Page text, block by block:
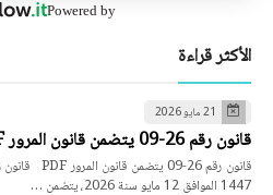
Powered by
الأكثر قراءة
21 مايو 2026
قانون رقم 26-09 يتضمن قانون المرور PDF
1447 الموافق 12 مايو سنة 2026، يتضمن …